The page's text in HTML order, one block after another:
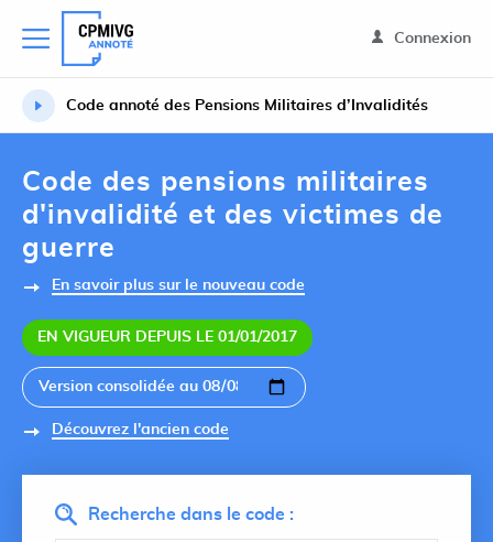
Connexion
Code annoté des Pensions Militaires d’Invalidités
Code des pensions militaires
d'invalidité et des victimes de
guerre
En savoir plus sur le nouveau code
EN VIGUEUR DEPUIS LE 01/01/2017
Découvrez l'ancien code
Recherche dans le code :